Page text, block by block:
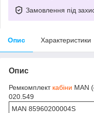
Замовлення під
Опис Характеристики
Опис
Ремкомплект кабіни MAN
020.549
MAN 85960200004S